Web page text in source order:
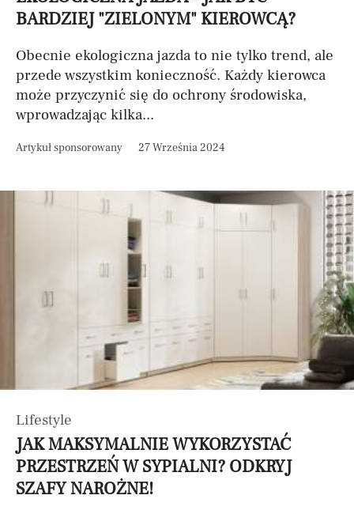
BARDZIEJ "ZIELONYM" KIEROWCĄ?
Obecnie ekologiczna jazda to nie tylko trend, ale
przede wszystkim konieczność. Każdy kierowca
może przyczynić się do ochrony środowiska,
wprowadzając kilka...
Artykuł sponsorowany 27 Września 2024
Lifestyle
JAK MAKSYMALNIE WYKORZYSTAĆ
PRZESTRZEŃ W SYPIALNI? ODKRYJ
SZAFY NAROŻNE!